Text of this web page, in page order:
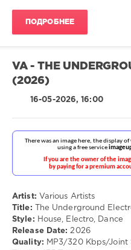
levelsound
88
Anthems
1980s
Music,
Beatport,
Deniece
Duran
Duran,
Rick
James,
Run
Dmc,
The
ПОДРОБНЕЕ
VA - THE
(2026)
16-05-2026, 16:00
House
/
/
Dance
/
Club/
Disco
Artist: Various Artists
Title: The Underground
Style: House, Electro, Dance
Release Date: 2026
Quality: MP3/320 Kbps/Joint